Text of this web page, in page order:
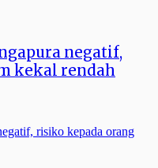
negatif,
kekal rendah